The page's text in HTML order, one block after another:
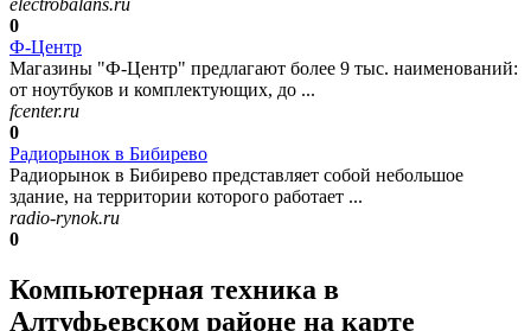
electrobalans.ru
0
Ф-Центр
Магазины "Ф-Центр" предлагают более 9 тыс. наименований:
от ноутбуков и комплектующих, до ...
fcenter.ru
0
Радиорынок в Бибирево
Радиорынок в Бибирево представляет собой небольшое
здание, на территории которого работает ...
radio-rynok.ru
0
Компьютерная техника в
Алтуфьевском районе на карте